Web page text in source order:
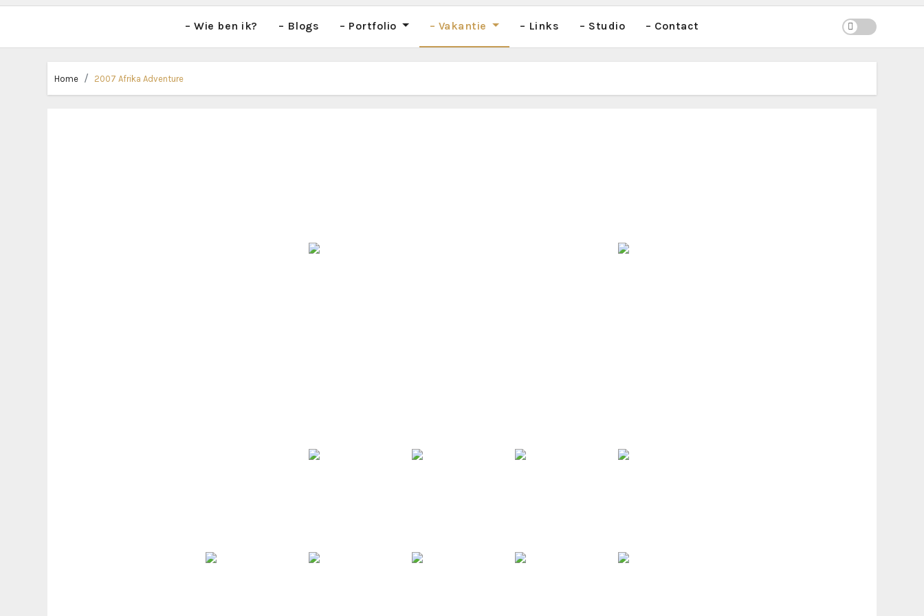
– Wie ben ik? – Blogs – Portfolio – Vakantie – Links – Studio – Contact
Home 2007 Afrika Adventure